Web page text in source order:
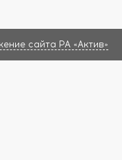
сайта РА «Актив»